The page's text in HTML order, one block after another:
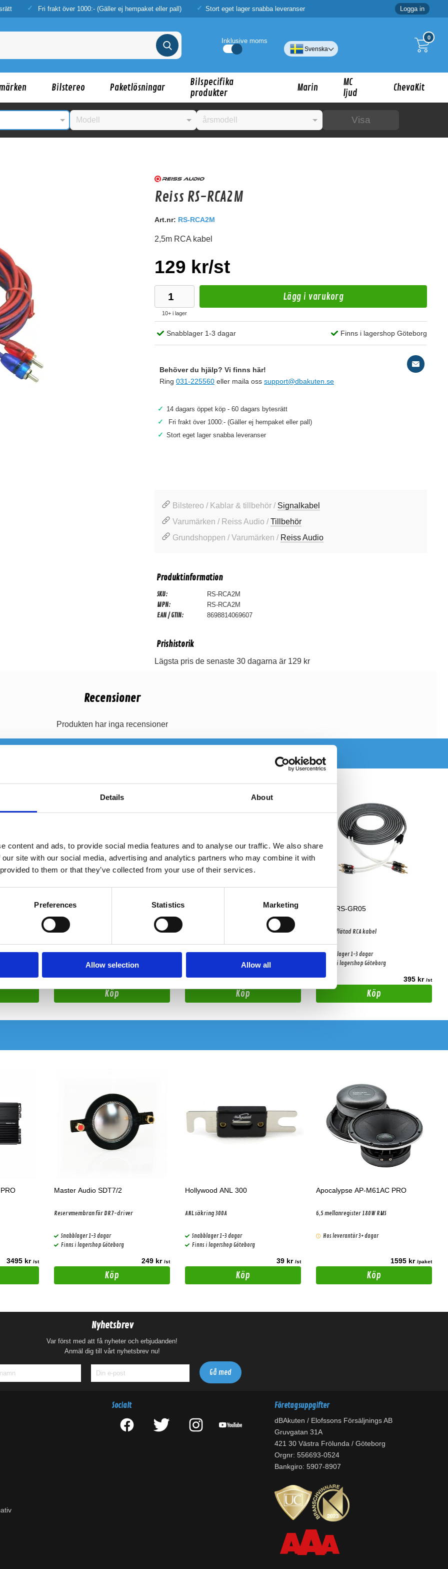
Details About
content and ads, to provide social media features and to analyse our traffic. We also share
site with our social media, advertising and analytics partners who may combine it with
to them or that they’ve collected from your use of their services.
Preferences Statistics Marketing
Allow selection Allow all
Fri frakt över 1000:- (Gäller ej hempaket eller pall) Stort eget lager snabba leveranser Logga in
0
Inklusive moms
Svenska
Bilstereo Paketlösningar
Bilspecifika
produkter
Marin
MC
ljud
ChevaKit
Visa
någon av dessa produkter kan intressera dig?
Reiss RS-RCA2M
Art.nr: RS-RCA2M
2,5m RCA kabel
129 kr/st
10+ i lager
Lägg i varukorg
Snabblager 1-3 dagar Finns i lagershop Göteborg
Behöver du hjälp? Vi finns här!
Ring 031-225560 eller maila oss support@dbakuten.se
✓ 14 dagars öppet köp - 60 dagars bytesrätt
✓ Fri frakt över 1000:- (Gäller ej hempaket eller pall)
✓ Stort eget lager snabba leveranser
Bilstereo / Kablar & tillbehör / Signalkabel
Varumärken / Reiss Audio /Tillbehör
Grundshoppen / Varumärken / Reiss Audio
Produktinformation
SKU: RS-RCA2M
MPN: RS-RCA2M
EAN / GTIN: 8698814069607
Prishistorik
Lägsta pris de senaste 30 dagarna är 129 kr
Recensioner
Produkten har inga recensioner
195 kr
Reiss RS-2M1F
RCA 2xHane till 1xHona
Snabblager 1-3 dagar
Finns i lagershop Göteborg
49 kr
Köp
Snabblager 1-3 dagar
Finns i lagershop Göteborg
49 kr
Köp
Reiss RS-GR05
5 meter flätad RCA kabel
Snabblager 1-3 dagar
Finns i lagershop Göteborg
395 kr /st
Köp
3495 kr /st
Master Audio SDT7/2
Reservmembran för DR7-driver
Snabblager 1-3 dagar
Finns i lagershop Göteborg
249 kr /st
Köp
Hollywood ANL 300
ANL säkring 300A
Snabblager 1-3 dagar
Finns i lagershop Göteborg
39 kr /st
Köp
Apocalypse AP-M61AC PRO
6,5 mellanregister 180W RMS
Hos leverantör 3+ dagar
1595 kr /paket
Köp
Nyhetsbrev
Var först med att få nyheter och erbjudanden!
Anmäl dig till vårt nyhetsbrev nu!
Socialt Företagsuppgifter
dBAkuten / Elofssons Försäljnings AB
Gruvgatan 31A
421 30 Västra Frölunda / Göteborg
Orgnr: 556693-0524
Bankgiro: 5907-8907